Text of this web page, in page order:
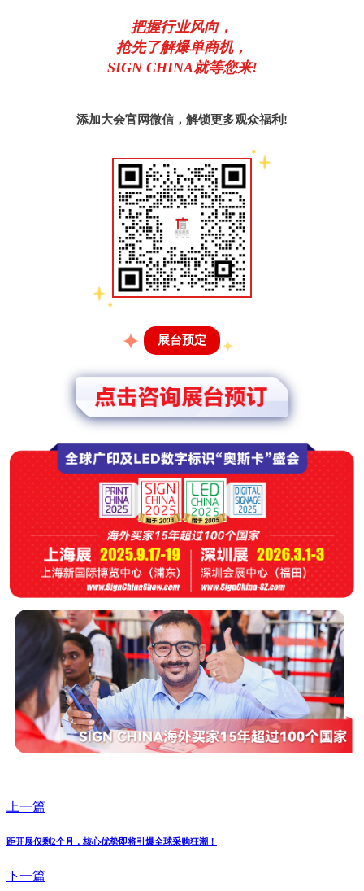
把握行业风向，
抢先了解爆单商机，
SIGN CHINA就等您来!
添加大会官网微信，解锁更多观众福利!
展台预定
上一篇
距开展仅剩2个月，核心优势即将引爆全球采购狂潮！
下一篇